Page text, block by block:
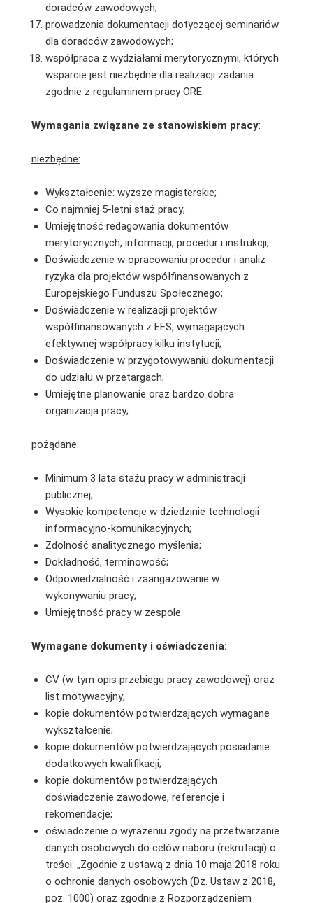
doradców zawodowych;
prowadzenia dokumentacji dotyczącej seminariów
dla doradców zawodowych;
współpraca z wydziałami merytorycznymi, których
wsparcie jest niezbędne dla realizacji zadania
zgodnie z regulaminem pracy ORE.
Wymagania związane ze stanowiskiem pracy:
niezbędne:
Wykształcenie: wyższe magisterskie;
Co najmniej 5-letni staż pracy;
Umiejętność redagowania dokumentów
merytorycznych, informacji, procedur i instrukcji;
Doświadczenie w opracowaniu procedur i analiz
ryzyka dla projektów współfinansowanych z
Europejskiego Funduszu Społecznego;
Doświadczenie w realizacji projektów
współfinansowanych z EFS, wymagających
efektywnej współpracy kilku instytucji;
Doświadczenie w przygotowywaniu dokumentacji
do udziału w przetargach;
Umiejętne planowanie oraz bardzo dobra
organizacja pracy;
pożądane:
Minimum 3 lata stażu pracy w administracji
publicznej;
Wysokie kompetencje w dziedzinie technologii
informacyjno-komunikacyjnych;
Zdolność analitycznego myślenia;
Dokładność, terminowość;
Odpowiedzialność i zaangażowanie w
wykonywaniu pracy;
Umiejętność pracy w zespole.
Wymagane dokumenty i oświadczenia:
CV (w tym opis przebiegu pracy zawodowej) oraz
list motywacyjny;
kopie dokumentów potwierdzających wymagane
wykształcenie;
kopie dokumentów potwierdzających posiadanie
dodatkowych kwalifikacji;
kopie dokumentów potwierdzających
doświadczenie zawodowe, referencje i
rekomendacje;
oświadczenie o wyrażeniu zgody na przetwarzanie
danych osobowych do celów naboru (rekrutacji) o
treści: „Zgodnie z ustawą z dnia 10 maja 2018 roku
o ochronie danych osobowych (Dz. Ustaw z 2018,
poz. 1000) oraz zgodnie z Rozporządzeniem